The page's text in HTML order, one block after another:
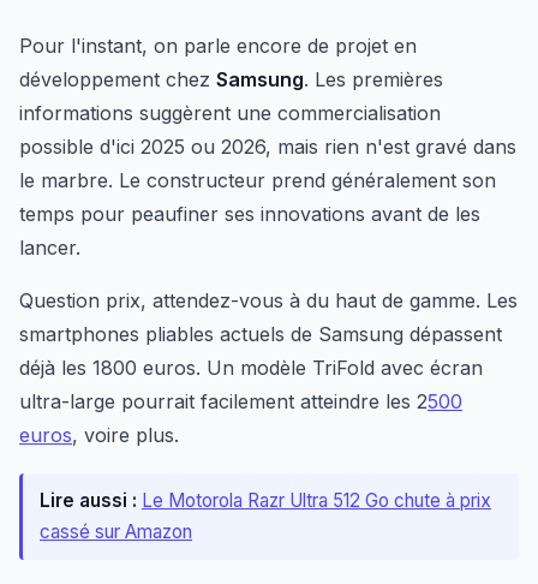
Pour l'instant, on parle encore de projet en
développement chez Samsung. Les premières
informations suggèrent une commercialisation
possible d'ici 2025 ou 2026, mais rien n'est gravé dans
le marbre. Le constructeur prend généralement son
temps pour peaufiner ses innovations avant de les
lancer.
Question prix, attendez-vous à du haut de gamme. Les
smartphones pliables actuels de Samsung dépassent
déjà les 1800 euros. Un modèle TriFold avec écran
ultra-large pourrait facilement atteindre les 2500
euros, voire plus.
Lire aussi : Le Motorola Razr Ultra 512 Go chute à prix
cassé sur Amazon